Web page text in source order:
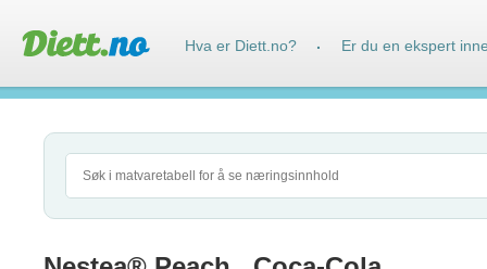
Hva er Diett.no? · Er du en ekspert